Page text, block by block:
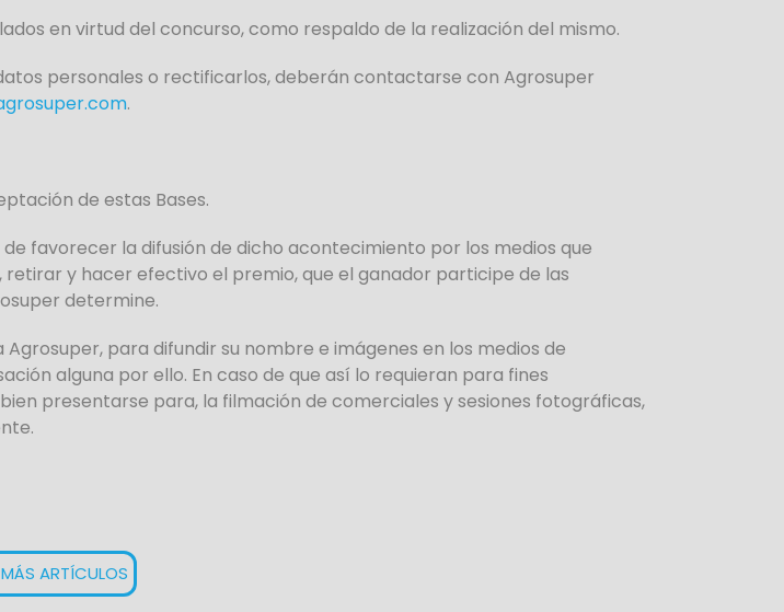
en virtud del concurso, como respaldo de la realización del mismo.
personales o rectificarlos, deberán contactarse con Agrosuper
.
de estas Bases.
favorecer la difusión de dicho acontecimiento por los medios que
y hacer efectivo el premio, que el ganador participe de las
determine.
para difundir su nombre e imágenes en los medios de
alguna por ello. En caso de que así lo requieran para fines
presentarse para, la filmación de comerciales y sesiones fotográficas,
ARTÍCULOS